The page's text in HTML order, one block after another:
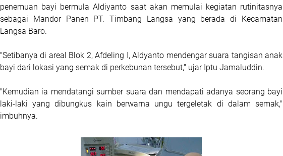
penemuan bayi bermula Aldiyanto saat akan memulai kegiatan rutinitasnya
sebagai Mandor Panen PT. Timbang Langsa yang berada di Kecamatan
Langsa Baro.
"Setibanya di areal Blok 2, Afdeling I, Aldyanto mendengar suara tangisan anak
bayi dari lokasi yang semak di perkebunan tersebut," ujar Iptu Jamaluddin.
"Kemudian ia mendatangi sumber suara dan mendapati adanya seorang bayi
laki-laki yang dibungkus kain berwarna ungu tergeletak di dalam semak,"
imbuhnya.